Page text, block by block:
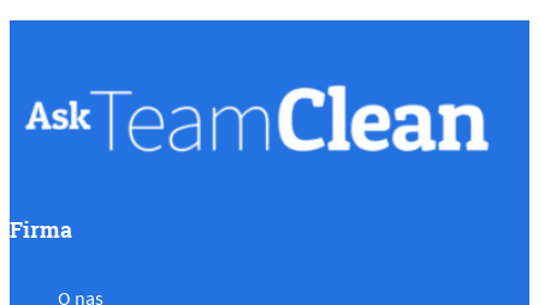
Firma
O nas